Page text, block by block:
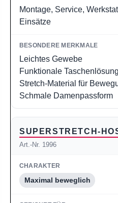
Montage, Service,
Einsätze
Leichtes Gewebe
Funktionale
Stretch-Material für
Schmale Damenpassform
SUPERSTRETCH-
Art.-Nr. 1996
Maximal beweglich